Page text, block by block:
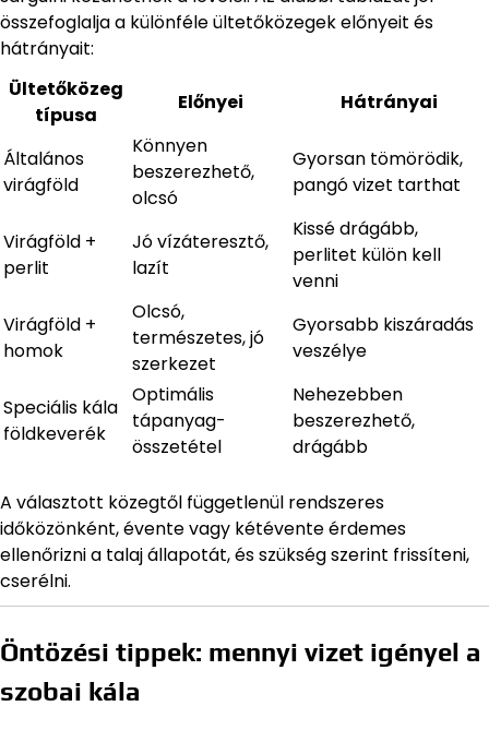
összefoglalja a különféle ültetőközegek előnyeit és
hátrányait:
Ültetőközeg
típusa
Előnyei Hátrányai
Általános
virágföld
Könnyen
beszerezhető,
olcsó
Gyorsan tömörödik,
pangó vizet tarthat
Virágföld +
perlit
Jó vízáteresztő,
lazít
Kissé drágább,
perlitet külön kell
venni
Virágföld +
homok
Olcsó,
természetes, jó
szerkezet
Gyorsabb kiszáradás
veszélye
Speciális kála
földkeverék
Optimális
tápanyag-
összetétel
Nehezebben
beszerezhető,
drágább
A választott közegtől függetlenül rendszeres
időközönként, évente vagy kétévente érdemes
ellenőrizni a talaj állapotát, és szükség szerint frissíteni,
cserélni.
Öntözési tippek: mennyi vizet igényel a
szobai kála